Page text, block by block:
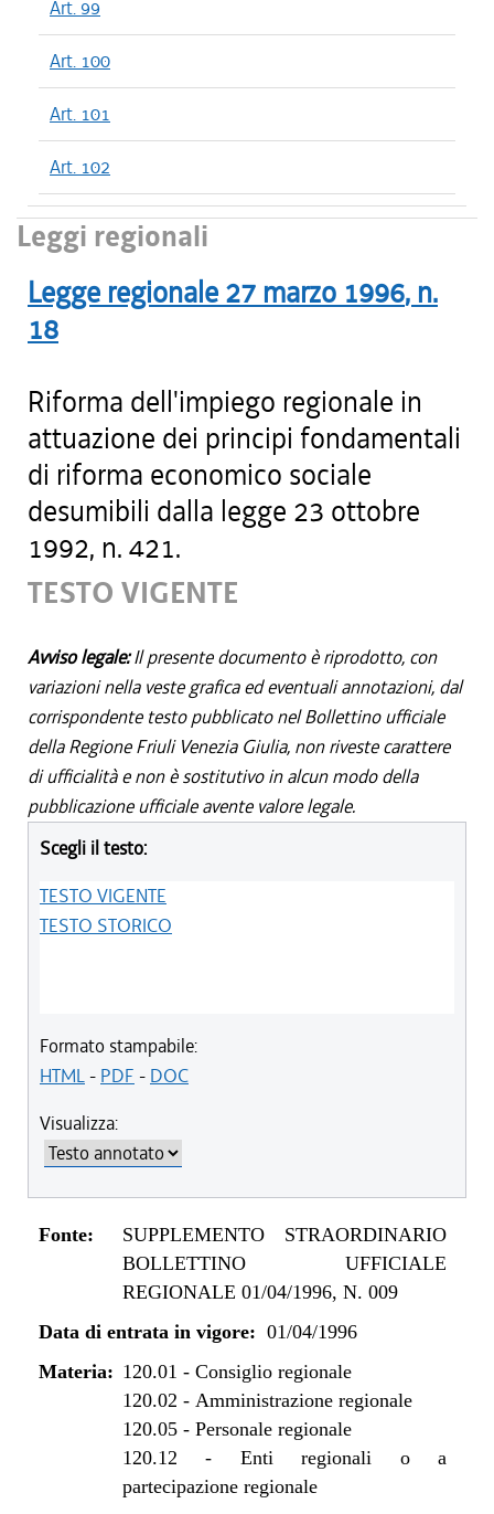
Art. 99
Art. 100
Art. 101
Art. 102
Leggi regionali
Legge regionale 27 marzo 1996, n.
18
Riforma dell'impiego regionale in
attuazione dei principi fondamentali
di riforma economico sociale
desumibili dalla legge 23 ottobre
1992, n. 421.
TESTO VIGENTE
Avviso legale:Il presente documento è riprodotto, con
variazioni nella veste grafica ed eventuali annotazioni, dal
corrispondente testo pubblicato nel Bollettino ufficiale
della Regione Friuli Venezia Giulia, non riveste carattere
di ufficialità e non è sostitutivo in alcun modo della
pubblicazione ufficiale avente valore legale.
Scegli il testo:
TESTO VIGENTE
TESTO STORICO
Formato stampabile:
HTML- PDF - DOC
Visualizza:
Fonte:
SUPPLEMENTO STRAORDINARIO
BOLLETTINO UFFICIALE
REGIONALE 01/04/1996, N. 009
Data di entrata in vigore: 01/04/1996
Materia: 120.01 - Consiglio regionale
120.02 - Amministrazione regionale
120.05- Personale regionale
120.12 - Enti regionali o a
partecipazione regionale